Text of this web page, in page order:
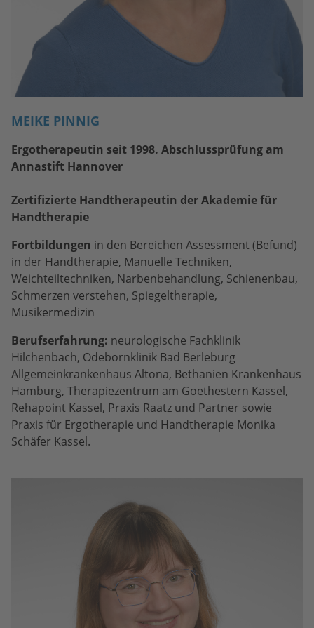
MEIKE PINNIG
Ergotherapeutin seit 1998. Abschlussprüfung am
Annastift Hannover
Zertifizierte Handtherapeutin der Akademie für
Handtherapie
Fortbildungen in den Bereichen Assessment (Befund)
in der Handtherapie, Manuelle Techniken,
Weichteiltechniken, Narbenbehandlung, Schienenbau,
Schmerzen verstehen, Spiegeltherapie,
Musikermedizin
Berufserfahrung: neurologische Fachklinik
Hilchenbach, Odebornklinik Bad Berleburg
Allgemeinkrankenhaus Altona, Bethanien Krankenhaus
Hamburg, Therapiezentrum am Goethestern Kassel,
Rehapoint Kassel, Praxis Raatz und Partner sowie
Praxis für Ergotherapie und Handtherapie Monika
Schäfer Kassel.